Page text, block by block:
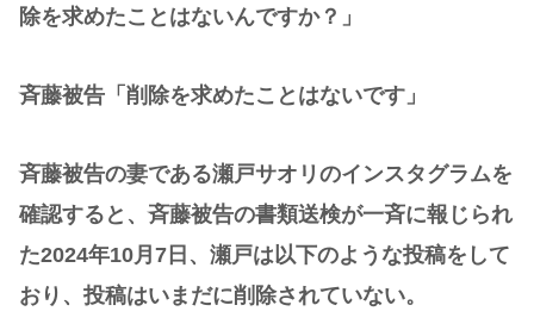
除を求めたことはないんですか？」
斉藤被告「削除を求めたことはないです」
斉藤被告の妻である瀬戸サオリのインスタグラムを
確認すると、斉藤被告の書類送検が一斉に報じられ
た2024年10月7日、瀬戸は以下のような投稿をして
おり、投稿はいまだに削除されていない。